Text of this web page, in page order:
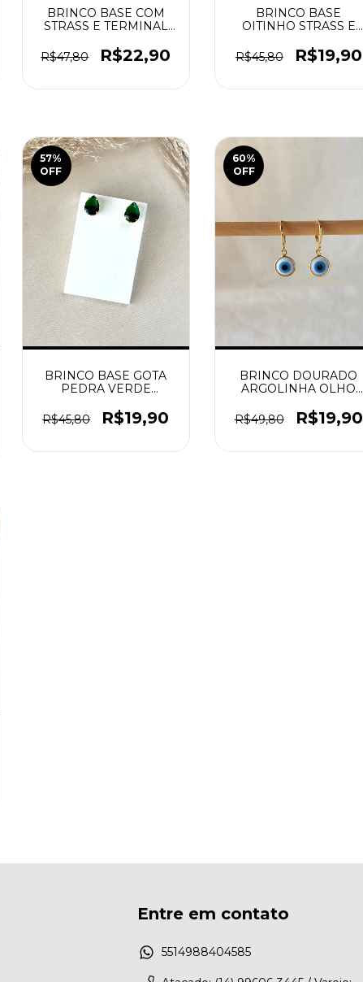
BRINCO BASE COM
STRASS E TERMINAL
DOURADO
R$47,80 R$22,90
BRINCO BASE
OITINHO STRASS E
DOURADO
R$45,80 R$19,90
57%
OFF
BRINCO BASE GOTA
PEDRA VERDE
R$45,80
R$19,90
60%
OFF
BRINCO DOURADO
ARGOLINHA OLHO
R$49,80
R$19,90
Entre em contato
5514988404585